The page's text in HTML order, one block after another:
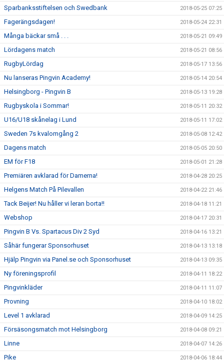
Sparbanksstiftelsen och Swedbank 2018-05-25 07:25
Fagerängsdagen! 2018-05-24 22:31
Många bäckar små . . . 2018-05-21 09:49
Lördagens match 2018-05-21 08:56
RugbyLördag 2018-05-17 13:56
Nu lanseras Pingvin Academy! 2018-05-14 20:54
Helsingborg - Pingvin B 2018-05-13 19:28
Rugbyskola i Sommar! 2018-05-11 20:32
U16/U18 skånelag i Lund 2018-05-11 17:02
Sweden 7s kvalomgång 2 2018-05-08 12:42
Dagens match 2018-05-05 20:50
EM för F18 2018-05-01 21:28
Premiären avklarad för Damerna! 2018-04-28 20:25
Helgens Match På Pilevallen 2018-04-22 21:46
Tack Beijer! Nu håller vi leran borta!! 2018-04-18 11:21
Webshop 2018-04-17 20:31
Pingvin B Vs. Spartacus Div 2 Syd 2018-04-16 13:21
Såhär fungerar Sponsorhuset 2018-04-13 13:18
Hjälp Pingvin via Panel.se och Sponsorhuset 2018-04-13 09:35
Ny föreningsprofil 2018-04-11 18:22
Pingvinkläder 2018-04-11 11:07
Provning 2018-04-10 18:02
Level 1 avklarad 2018-04-09 14:25
Försäsongsmatch mot Helsingborg 2018-04-08 09:21
Linne 2018-04-07 14:26
Pike 2018-04-06 18:44